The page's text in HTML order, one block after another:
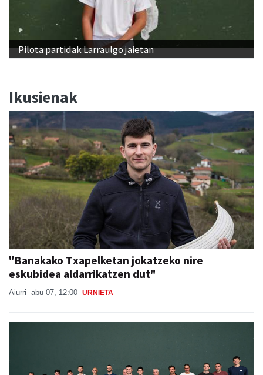
Pilota partidak Larraulgo jaietan
Ikusienak
"Banakako Txapelketan jokatzeko nire
eskubidea aldarrikatzen dut"
Aiurri abu 07, 12:00 URNIETA